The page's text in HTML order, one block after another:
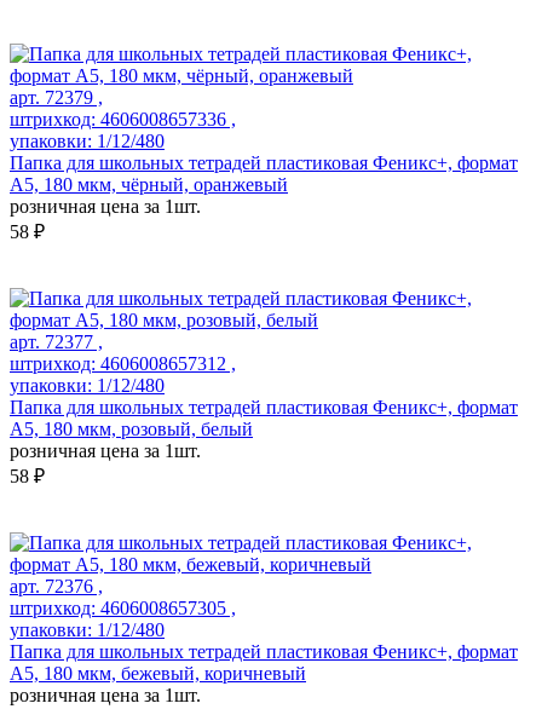
арт. 72379 ,
штрихкод: 4606008657336 ,
упаковки: 1/12/480
Папка для школьных тетрадей пластиковая Феникс+, формат
А5, 180 мкм, чёрный, оранжевый
розничная цена за 1шт.
58 ₽
арт. 72377 ,
штрихкод: 4606008657312 ,
упаковки: 1/12/480
Папка для школьных тетрадей пластиковая Феникс+, формат
А5, 180 мкм, розовый, белый
розничная цена за 1шт.
58 ₽
арт. 72376 ,
штрихкод: 4606008657305 ,
упаковки: 1/12/480
Папка для школьных тетрадей пластиковая Феникс+, формат
А5, 180 мкм, бежевый, коричневый
розничная цена за 1шт.